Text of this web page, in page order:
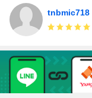
tnbmic718